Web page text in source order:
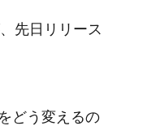
先日リリース
どう変えるの